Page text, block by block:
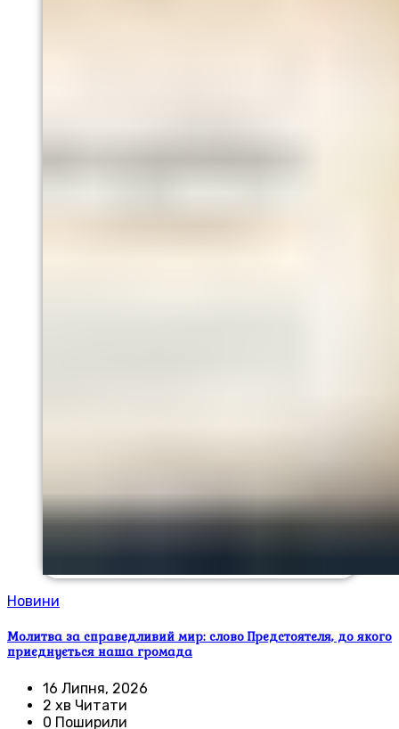
Новини
Молитва за справедливий мир: слово Предстоятеля, до якого
приєднується наша громада
16 Липня, 2026
2 хв Читати
0 Поширили